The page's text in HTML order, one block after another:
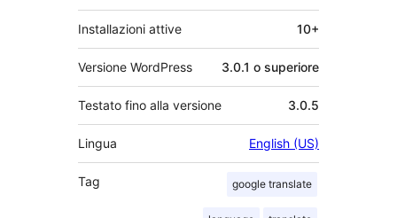
Installazioni attive 10+
Versione WordPress 3.0.1 o superiore
Testato fino alla versione 3.0.5
Lingua English (US)
Tag google translate